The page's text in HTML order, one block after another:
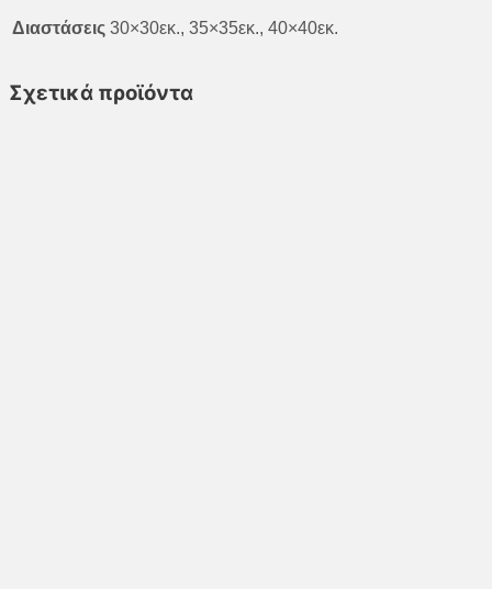
Διαστάσεις 30×30εκ., 35×35εκ., 40×40εκ.
Σχετικά προϊόντα